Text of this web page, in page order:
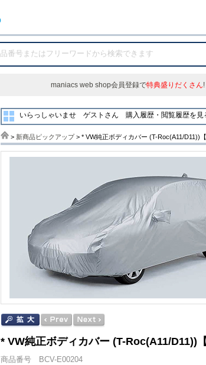
maniacs web shop会員登録で特典盛りだくさん!
いらっしゃいませ ゲストさん 購入履歴・閲覧履歴を見
> 新商品ピックアップ> * VW純正ボディカバー (T-Roc(A11/D11))
* VW純正ボディカバー (T-Roc(A11/D11))
商品番号 BCV-E00204